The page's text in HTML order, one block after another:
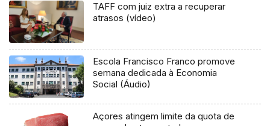
TAFF com juiz extra a recuperar
atrasos (vídeo)
Escola Francisco Franco promove
semana dedicada à Economia
Social (Áudio)
Açores atingem limite da quota de